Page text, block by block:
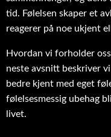
tid. Følelsen skaper et
reagerer på noe ukjent
Hvordan vi forholder
neste avsnitt beskriver
bedre kjent med eget
følelsesmessig ubehag
livet.